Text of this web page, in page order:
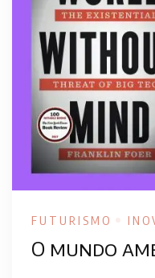
FUTURISMO
O mundo